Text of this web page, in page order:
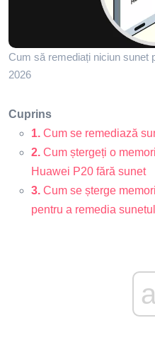
Cum să remediați niciun sunet
2026
Cuprins
1. Cum se remediază
2. Cum ștergeți o
Huawei P20 fără sunet
3. Cum se șterge
pentru a remedia